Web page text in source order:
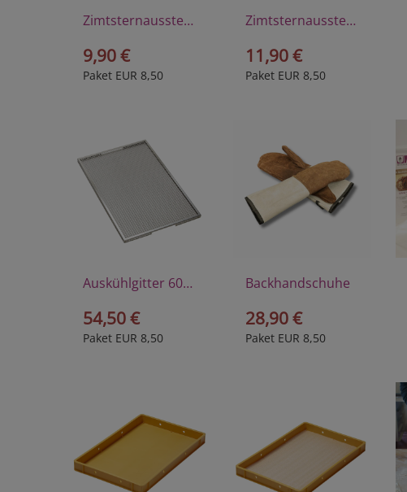
Zimtsternausstecher klein aus Kunststoff
9,90 €
Paket EUR 8,50
Zimtsternausstecher groß aus Kunststoff
11,90 €
Paket EUR 8,50
Auskühlgitter 60x40 cm
54,50 €
Paket EUR 8,50
Backhandschuhe
28,90 €
Paket EUR 8,50